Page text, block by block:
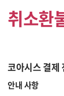
취소환
코아시스 결제
안내 사항